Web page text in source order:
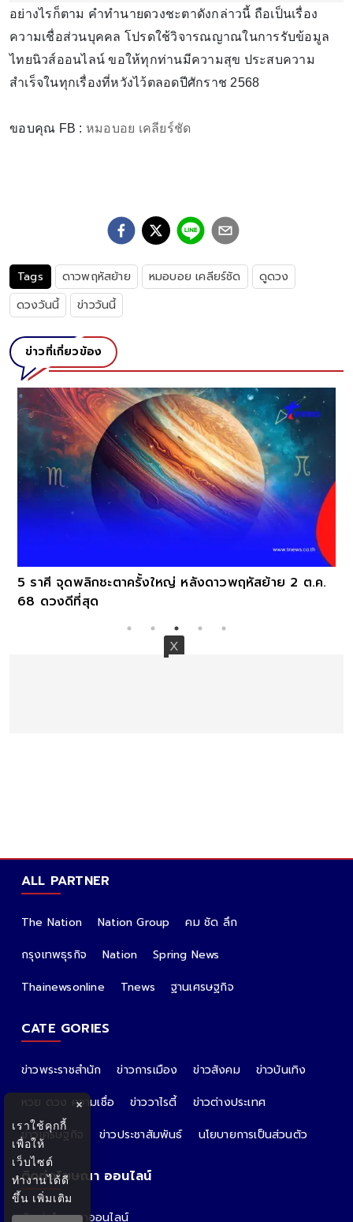
อย่างไรก็ตาม คำทำนายดวงชะตาดังกล่าวนี้ ถือเป็นเรื่อง
ความเชื่อส่วนบุคคล โปรดใช้วิจารณญาณในการรับข้อมูล
ไทยนิวส์ออนไลน์ ขอให้ทุกท่านมีความสุข ประสบความ
สำเร็จในทุกเรื่องที่หวังไว้ตลอดปีศักราช 2568
ขอบคุณ FB : หมอบอย เคลียร์ชัด
Tags ดาวพฤหัสย้าย หมอบอย เคลียร์ชัด
ดูดวง
ดวงวันนี้
ข่าววันนี้
ข่าวที่เกี่ยวข้อง
5 ราศี จุดพลิกชะตาครั้งใหญ่ หลังดาวพฤหัสย้าย 2 ต.ค.
68 ดวงดีที่สุด
ALL PARTNER
The Nation Nation Group
คม ชัด ลึก
กรุงเทพธุรกิจ
Nation
Spring News
Thainewsonline
Tnews ฐานเศรษฐกิจ
CATE GORIES
ข่าวพระราชสำนัก ข่าวการเมือง ข่าวสังคม
ข่าวบันเทิง
หวย ดวง ความเชื่อ
ข่าววาไรตี้
ข่าวต่างประเทศ
ข่าวเศรษฐกิจ
ข่าวประชาสัมพันธ์ นโยบายการเป็นส่วนตัว
ติดต่อโฆษณา ออนไลน์
ติดต่อโฆษณาออนไลน์
×
เราใช้คุกกี้
เพื่อให้
เว็บไซต์
ทำงานได้ดี
ขึ้น เพิ่มเติม